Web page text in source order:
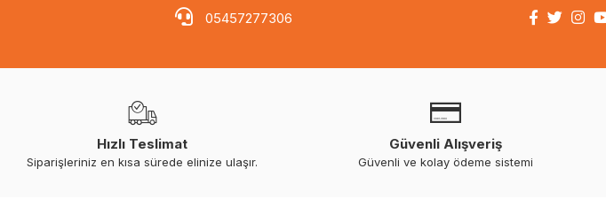
05457277306
Hızlı Teslimat
Siparişleriniz en kısa sürede elinize ulaşır.
Güvenli Alışveriş
Güvenli ve kolay ödeme sistemi